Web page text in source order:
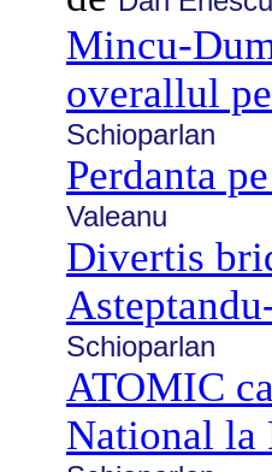
Mincu-
overallul
Schioparlan
Perdanta
Valeanu
Divertis
Schioparlan
ATOMIC
National la